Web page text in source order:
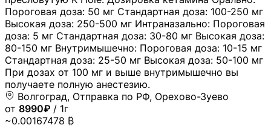
Пороговая доза: 50 мг Стандартная доза: 100-250 мг
Высокая доза: 250-500 мг Интраназально: Пороговая
доза: 5 мг Стандартная доза: 30-80 мг Высокая доза:
80-150 мг Внутримышечно: Пороговая доза: 10-15 мг
Стандартная доза: 25-50 мг Высокая доза: 50-100 мг
При дозах от 100 мг и выше внутримышечно вы
получаете полную анестезию.
Волгоград, Отправка по РФ, Орехово-Зуево
от 8990₽ / 1г
~0.00167478 ₿